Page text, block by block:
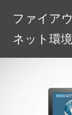
ファイア
ネット環